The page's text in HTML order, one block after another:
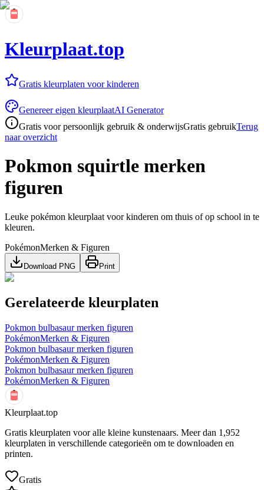
Kleurplaat.top
Gratis kleurplaten voor kinderen
Genereer eigen kleurplaatAI Generator
Gratis voor persoonlijk gebruik & onderwijsGratis gebruikTerug
naar overzicht
Pokmon squirtle merken
figuren
Leuke pokémon kleurplaat voor kinderen om thuis of op school in te
kleuren.
PokémonMerken & Figuren
Download PNG Print
Gerelateerde kleurplaten
Pokmon bulbasaur merken figuren
PokémonMerken & Figuren
Pokmon bulbasaur merken figuren
PokémonMerken & Figuren
Pokmon bulbasaur merken figuren
PokémonMerken & Figuren
Kleurplaat.top
Gratis kleurplaten voor alle kleine kunstenaars. Meer dan 1,952
kleurplaten in verschillende categorieën om te downloaden en
printen.
Gratis